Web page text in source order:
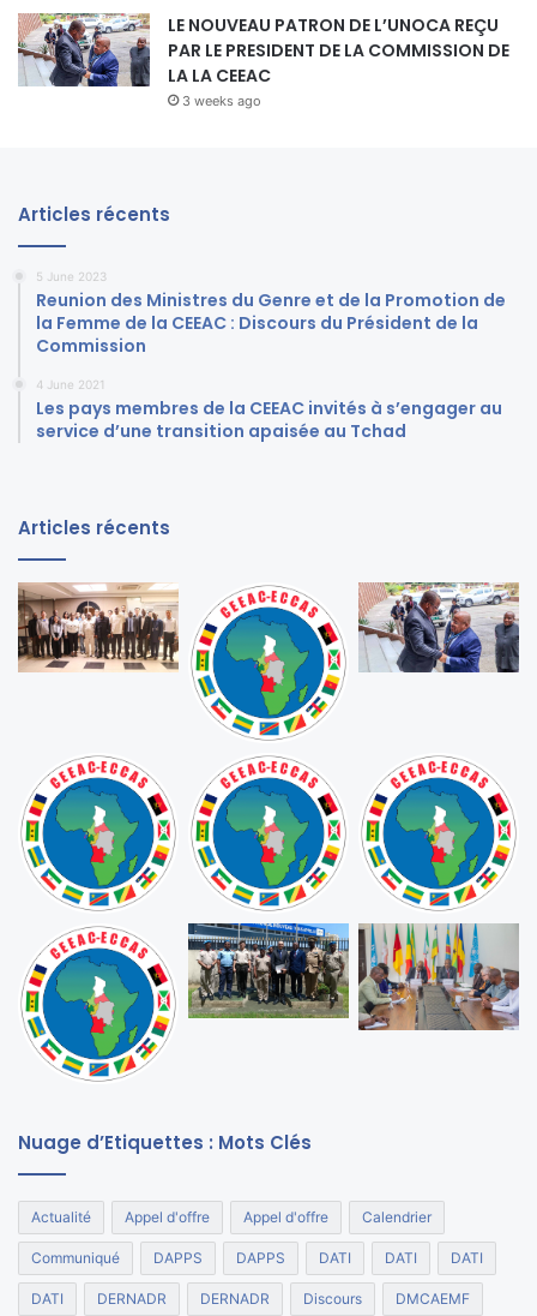
LE NOUVEAU PATRON DE L’UNOCA REÇU
PAR LE PRESIDENT DE LA COMMISSION DE
LA LA CEEAC
3 weeks ago
Articles récents
5 June 2023
Reunion des Ministres du Genre et de la Promotion de
la Femme de la CEEAC : Discours du Président de la
Commission
4 June 2021
Les pays membres de la CEEAC invités à s’engager au
service d’une transition apaisée au Tchad
Articles récents
Nuage d’Etiquettes : Mots Clés
Actualité Appel d'offre Appel d'offre Calendrier
Communiqué DAPPS DAPPS DATI DATI DATI
DATI DERNADR DERNADR Discours DMCAEMF